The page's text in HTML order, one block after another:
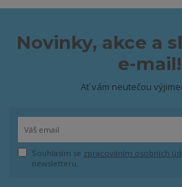
Novinky, akce a
e-mail!
Ať vám neutečou
Souhlasím se zpracováním osobních
newsletteru.